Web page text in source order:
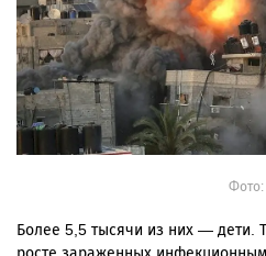
Фото:
Более 5,5 тысячи из них — дети.